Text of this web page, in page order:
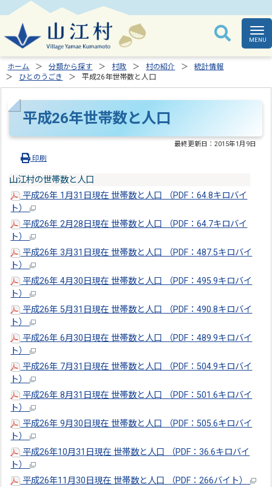
ホーム 分類から探す 村政 村の紹介
統計情報
ひとのうごき
平成26年世帯数と人口
平成26年世帯数と人口
最終更新日：2015年1月9日
印刷
山江村の世帯数と人口
平成26年 1月31日現在 世帯数と人口 （PDF：64.8キロバイ
ト）
平成26年 2月28日現在 世帯数と人口 （PDF：64.7キロバイ
ト）
平成26年 3月31日現在 世帯数と人口 （PDF：487.5キロバイ
ト）
平成26年 4月30日現在 世帯数と人口 （PDF：495.9キロバイ
ト）
平成26年 5月31日現在 世帯数と人口 （PDF：490.8キロバイ
ト）
平成26年 6月30日現在 世帯数と人口 （PDF：489.9キロバイ
ト）
平成26年 7月31日現在 世帯数と人口 （PDF：504.9キロバイ
ト）
平成26年 8月31日現在 世帯数と人口 （PDF：501.6キロバイ
ト）
平成26年 9月30日現在 世帯数と人口 （PDF：505.6キロバイ
ト）
平成26年10月31日現在 世帯数と人口 （PDF：36.6キロバイ
ト）
平成26年11月30日現在 世帯数と人口 （PDF：266バイト）